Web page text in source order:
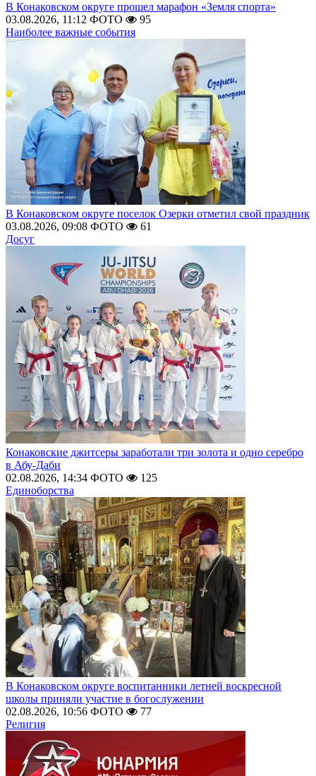
В Конаковском округе прошел марафон «Земля спорта»
03.08.2026, 11:12 ФОТО
95
Наиболее важные события
В Конаковском округе поселок Озерки отметил свой праздник
03.08.2026, 09:08 ФОТО
61
Досуг
Конаковские джитсеры заработали три золота и одно серебро
в Абу-Даби
02.08.2026, 14:34 ФОТО
125
Единоборства
В Конаковском округе воспитанники летней воскресной
школы приняли участие в богослужении
02.08.2026, 10:56 ФОТО
77
Религия